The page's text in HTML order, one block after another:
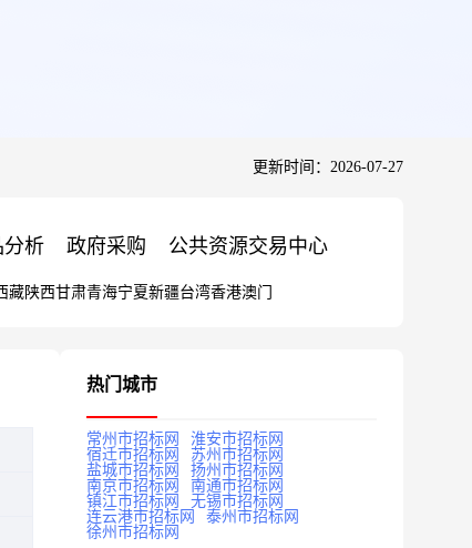
更新时间：2026-07-27
分析 政府采购 公共资源交易中心
藏陕西甘肃青海宁夏新疆台湾香港澳门
热门城市
常州市招标网
淮安市招标网
宿迁市招标网
苏州市招标网
盐城市招标网
扬州市招标网
南京市招标网
南通市招标网
镇江市招标网
无锡市招标网
连云港市招标网
泰州市招标网
徐州市招标网